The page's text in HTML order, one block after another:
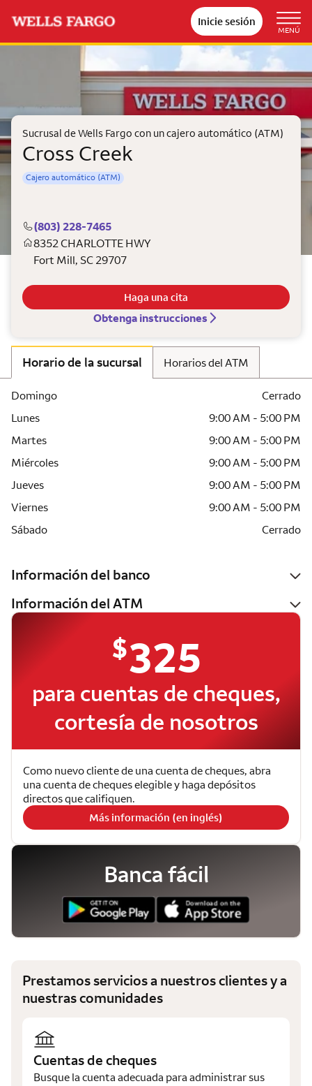
Inicie sesión
MENÚ
Sucrusal de Wells Fargo con un cajero automático (ATM)
Cross Creek
Cajero automático (ATM)
(803) 228-7465
8352 CHARLOTTE HWY
Fort Mill, SC 29707
Obtenga instrucciones
Haga una cita
Horario de la sucursal Horarios del ATM
Domingo
Cerrado
Lunes
9:00 AM - 5:00 PM
Martes
9:00 AM - 5:00 PM
Miércoles
9:00 AM - 5:00 PM
Jueves
9:00 AM - 5:00 PM
Viernes
9:00 AM - 5:00 PM
Sábado
Cerrado
Información del banco
Información del ATM
$325
para cuentas de cheques,
cortesía de nosotros
Como nuevo cliente de una cuenta de cheques, abra
una cuenta de cheques elegible y haga depósitos
directos que califiquen.
Más información (en inglés)
Banca fácil
Prestamos servicios a nuestros clientes y a
nuestras comunidades
Cuentas de cheques
Busque la cuenta adecuada para administrar sus